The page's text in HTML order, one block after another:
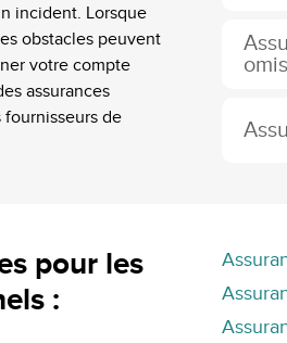
incident. Lorsque
obstacles peuvent
votre compte
assurances
de
pour les
: